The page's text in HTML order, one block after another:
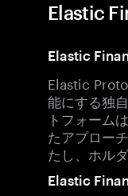
Elastic
Elastic
Elastic
能にする独
トフォーム
たアプロー
たし、ホル
Elastic